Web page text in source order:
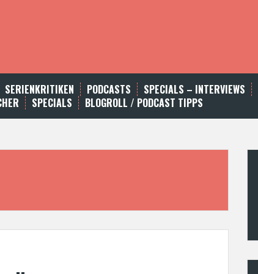
SERIENKRITIKEN PODCASTS SPECIALS – INTERVIEWS
SPECIALS BLOGROLL / PODCAST TIPPS